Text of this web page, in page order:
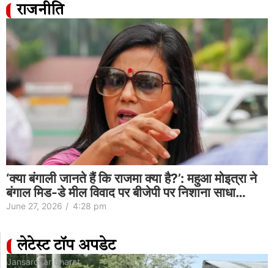
राजनीति
‘क्या बंगाली जानते हैं कि राजमा क्या है?’: महुआ मोइत्रा ने
बंगाल मिड-डे मील विवाद पर बीजेपी पर निशाना साधा…
June 27, 2026 / 4:28 pm
लेटेस्ट टॉप अपडेट
Jansarokar Bharat